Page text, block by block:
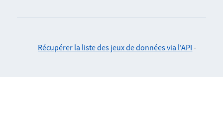
Récupérer la liste des jeux de données via l'API -